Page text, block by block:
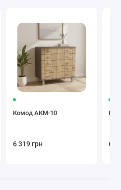
Комод АКМ-10
6 319 грн 6